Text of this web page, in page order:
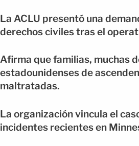
La ACLU presentó una
derechos civiles tras el
Afirma que familias, muchas
estadounidenses de
maltratadas.
La organización vincula el
incidentes recientes en